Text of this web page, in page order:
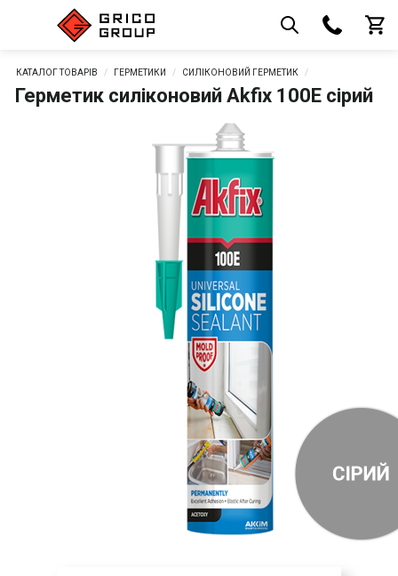
КАТАЛОГ ТОВАРІВ ГЕРМЕТИКИ СИЛІКОНОВИЙ ГЕРМЕТИК
Герметик силіконовий Akfix 100Е сірий